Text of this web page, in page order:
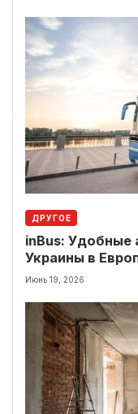
ДРУГОЕ
inBus: Удобные
Украины в
Июнь 19, 2026